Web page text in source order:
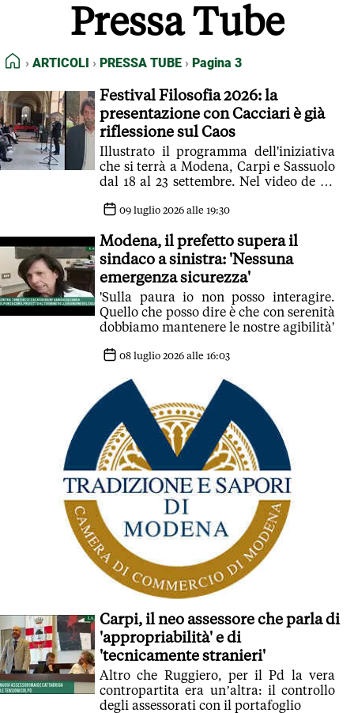
FEED RSS
NORMATIVE DEONTOLOGICHE
TERMINI e CONDIZIONI
Pressa Tube
HOME
ARTICOLI PRESSA TUBE Pagina 3
Festival Filosofia 2026: la
presentazione con Cacciari è già
riflessione sul Caos
Illustrato il programma dell'iniziativa
che si terrà a Modena, Carpi e Sassuolo
dal 18 al 23 settembre. Nel video de La
Francesconi
09 luglio 2026 alle 19:30
Modena, il prefetto supera il
sindaco a sinistra: 'Nessuna
emergenza sicurezza'
'Sulla paura io non posso interagire.
Quello che posso dire è che con serenità
dobbiamo mantenere le nostre agibilità'
08 luglio 2026 alle 16:03
Carpi, il neo assessore che parla di
'appropriabilità' e di
'tecnicamente stranieri'
Altro che Ruggiero, per il Pd la vera
contropartita era un’altra: il controllo
degli assessorati con il portafoglio